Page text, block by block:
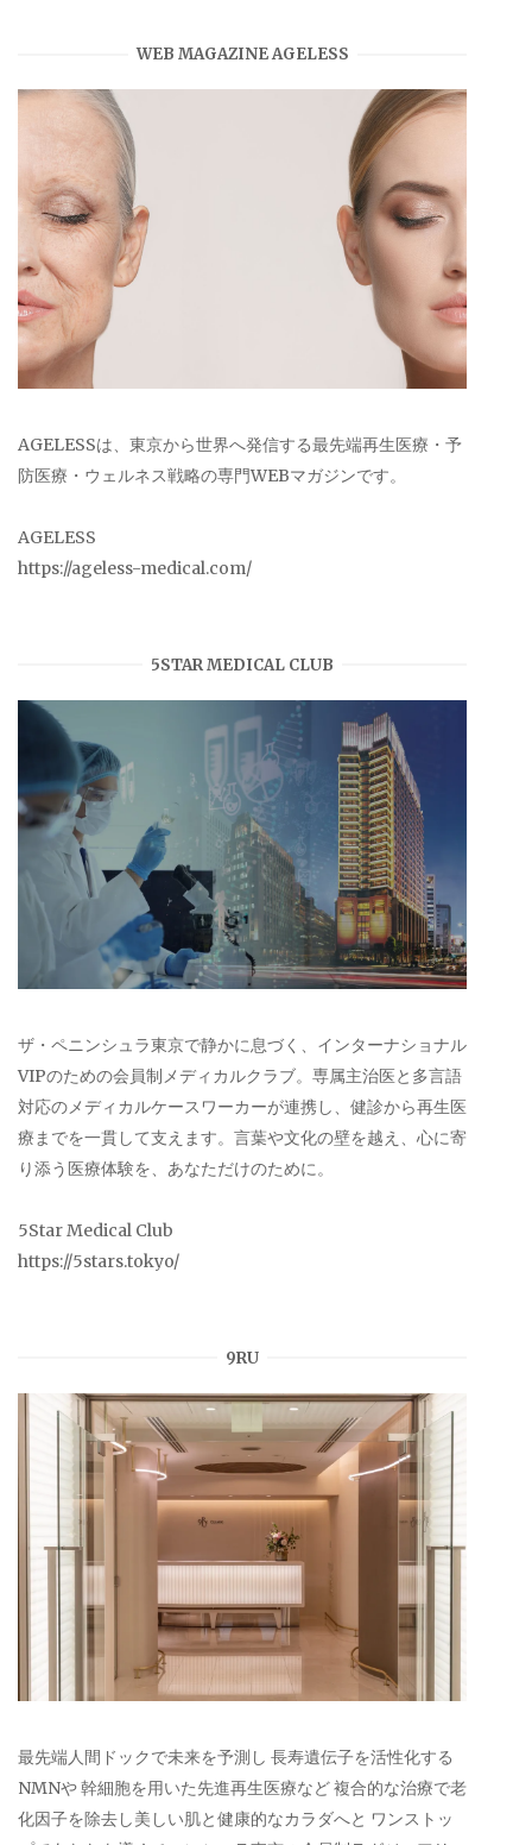
WEB MAGAZINE AGELESS
AGELESSは、東京から世界へ発信する最先端再生医療・予
防医療・ウェルネス戦略の専門WEBマガジンです。
AGELESS
https://ageless-medical.com/
5STAR MEDICAL CLUB
ザ・ペニンシュラ東京で静かに息づく、インターナショナル
VIPのための会員制メディカルクラブ。専属主治医と多言語
対応のメディカルケースワーカーが連携し、健診から再生医
療までを一貫して支えます。言葉や文化の壁を越え、心に寄
り添う医療体験を、あなただけのために。
5Star Medical Club
https://5stars.tokyo/
9RU
最先端人間ドックで未来を予測し 長寿遺伝子を活性化する
NMNや 幹細胞を用いた先進再生医療など 複合的な治療で老
化因子を除去し美しい肌と健康的なカラダへと ワンストッ